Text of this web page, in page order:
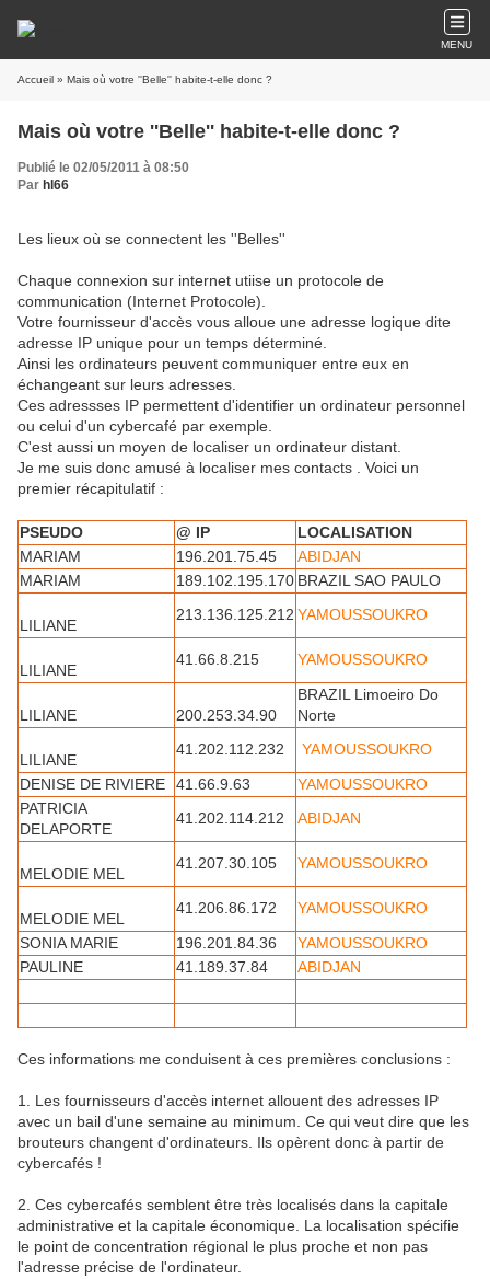
MENU
Accueil » Mais où votre ''Belle'' habite-t-elle donc ?
Mais où votre ''Belle'' habite-t-elle donc ?
Publié le 02/05/2011 à 08:50
Par hl66
Les lieux où se connectent les ''Belles''
Chaque connexion sur internet utiise un protocole de
communication (Internet Protocole).
Votre fournisseur d'accès vous alloue une adresse logique dite
adresse IP unique pour un temps déterminé.
Ainsi les ordinateurs peuvent communiquer entre eux en
échangeant sur leurs adresses.
Ces adressses IP permettent d'identifier un ordinateur personnel
ou celui d'un cybercafé par exemple.
C'est aussi un moyen de localiser un ordinateur distant.
Je me suis donc amusé à localiser mes contacts . Voici un
premier récapitulatif :
PSEUDO @ IP
LOCALISATION
MARIAM
196.201.75.45
ABIDJAN
MARIAM
189.102.195.170 BRAZIL SAO PAULO
LILIANE
213.136.125.212 YAMOUSSOUKRO
LILIANE
41.66.8.215 YAMOUSSOUKRO
LILIANE 200.253.34.90
BRAZIL Limoeiro Do
Norte
LILIANE
41.202.112.232
YAMOUSSOUKRO
DENISE DE RIVIERE
41.66.9.63
YAMOUSSOUKRO
PATRICIA
DELAPORTE
41.202.114.212 ABIDJAN
MELODIE MEL
41.207.30.105 YAMOUSSOUKRO
MELODIE MEL
41.206.86.172
YAMOUSSOUKRO
SONIA MARIE
196.201.84.36
YAMOUSSOUKRO
PAULINE
41.189.37.84 ABIDJAN
Ces informations me conduisent à ces premières conclusions :
1. Les fournisseurs d'accès internet allouent des adresses IP
avec un bail d'une semaine au minimum. Ce qui veut dire que les
brouteurs changent d'ordinateurs. Ils opèrent donc à partir de
cybercafés !
2. Ces cybercafés semblent être très localisés dans la capitale
administrative et la capitale économique. La localisation spécifie
le point de concentration régional le plus proche et non pas
l'adresse précise de l'ordinateur.